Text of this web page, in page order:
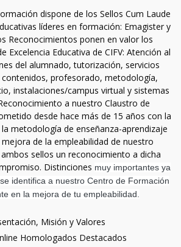
dispone de los Sellos Cum Laude
líderes en formación: Emagister y
Reconocimientos ponen en valor los
Excelencia Educativa de CIFV: Atención al
del alumnado, tutorización, servicios
contenidos, profesorado, metodología,
instalaciones/campus virtual y sistemas
a nuestro Claustro de
desde hace más de 15 años con la
metodología de enseñanza-aprendizaje
de la empleabilidad de nuestro
sellos un reconocimiento a dicha
Distinciones muy importantes ya
identifica a nuestro Centro de Formación
en la mejora de tu empleabilidad.
Misión y Valores
Homologados Destacados